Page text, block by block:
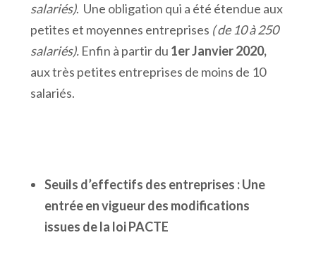
salariés). Une obligation qui a été étendue aux
petites et moyennes entreprises ( de 10 à 250
salariés).Enfin à partir du 1er Janvier 2020,
aux très petites entreprises de moins de 10
salariés.
Seuils d’effectifs des entreprises : Une
entrée en vigueur des modifications
issues de la loi PACTE